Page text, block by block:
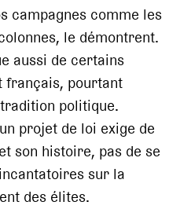
campagnes comme les
le démontrent.
aussi de certains
français, pourtant
politique.
projet de loi exige de
son histoire, pas de se
sur la
des élites.